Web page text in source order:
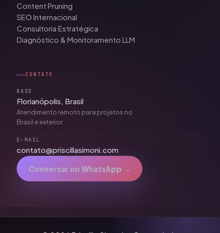
Content Pruning
SEO Internacional
Consultoria Estratégica
Diagnóstico & Monitoramento LLM
CONTATO
BASE
Florianópolis, Brasil
Atendimento remoto para projetos no
Brasil e exterior.
E-MAIL
contato@priscillasimoni.com
Conversar no WhatsApp →